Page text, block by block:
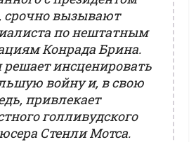
вызывают
по нештатным
Конрада Брина.
инсценировать
войну и, в свою
привлекает
голливудского
Стенли Мотса.